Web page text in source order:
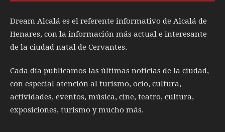
Dream Alcalá es el referente informativo de Alcalá de
Henares, con la información más actual e interesante
de la ciudad natal de Cervantes.
Cada día publicamos las últimas noticias de la ciudad,
con especial atención al turismo, ocio, cultura,
actividades, eventos, música, cine, teatro, cultura,
exposiciones, turismo y mucho más.